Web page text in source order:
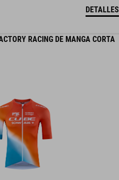
DETALLES
RACING DE MANGA CORTA